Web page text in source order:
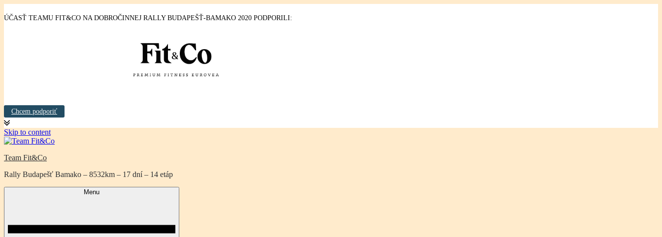
ÚČASŤ TEAMU FIT&CO NA DOBROČINNEJ RALLY BUDAPEŠŤ-BAMAKO 2020 PODPORILI:
Chcem podporiť
Skip to content
Team Fit&Co
Rally Budapešť Bamako – 8532km – 17 dní – 14 etáp
Menu